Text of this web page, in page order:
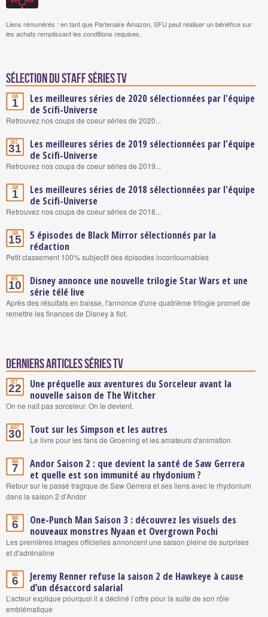
Liens rémunérés : en tant que Partenaire Amazon, SFU peut réaliser un bénéfice sur
les achats remplissant les conditions requises.
Sélection du staff Séries TV
Jan.
1
Les meilleures séries de 2020 sélectionnées par l'équipe
de Scifi-Universe
Retrouvez nos coups de coeur séries de 2020...
Déc.
31
Les meilleures séries de 2019 sélectionnées par l'équipe
de Scifi-Universe
Retrouvez nos coups de coeur séries de 2019...
Jan.
1
Les meilleures séries de 2018 sélectionnées par l'équipe
de Scifi-Universe
Retrouvez nos coups de coeur séries de 2018...
Jan.
15
5 épisodes de Black Mirror sélectionnés par la
rédaction
Petit classement 100% subjectif des épisodes incontournables
Nov.
10
Disney annonce une nouvelle trilogie Star Wars et une
série télé live
Après des résultats en baisse, l'annonce d'une quatrième trilogie promet de
remettre les finances de Disney à flot.
Derniers articles Séries TV
Oct.
22
Une préquelle aux aventures du Sorceleur avant la
nouvelle saison de The Witcher
On ne naît pas sorceleur. On le devient.
Août
30 Tout sur les Simpson et les autres
Le livre pour les fans de Groening et les amateurs d'animation
Mai
7
Andor Saison 2 : que devient la santé de Saw Gerrera
et quelle est son immunité au rhydonium ?
Retour sur le passé tragique de Saw Gerrera et ses liens avec le rhydonium
dans la saison 2 d'Andor
Mai
6
One-Punch Man Saison 3 : découvrez les visuels des
nouveaux monstres Nyaan et Overgrown Pochi
Les premières images officielles annoncent une saison pleine de surprises
et d'adrénaline
Mai
6
Jeremy Renner refuse la saison 2 de Hawkeye à cause
d’un désaccord salarial
L’acteur explique pourquoi il a décliné l’offre pour la suite de son rôle
emblématique